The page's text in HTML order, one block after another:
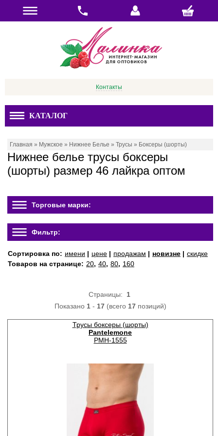
Контакты
КАТАЛОГ
Главная » Мужское » Нижнее Белье » Трусы » Боксеры (шорты)
Нижнее белье трусы боксеры
(шорты) размер 46 лайкра оптом
Торговые марки:
Фильтр:
Сортировка по: имени | цене | продажам | новизне | скидке
Товаров на странице: 20, 40, 80, 160
Страницы: 1
Показано 1- 17(всего 17позиций)
Трусы боксеры (шорты)
Pantelemone
PMH-1555